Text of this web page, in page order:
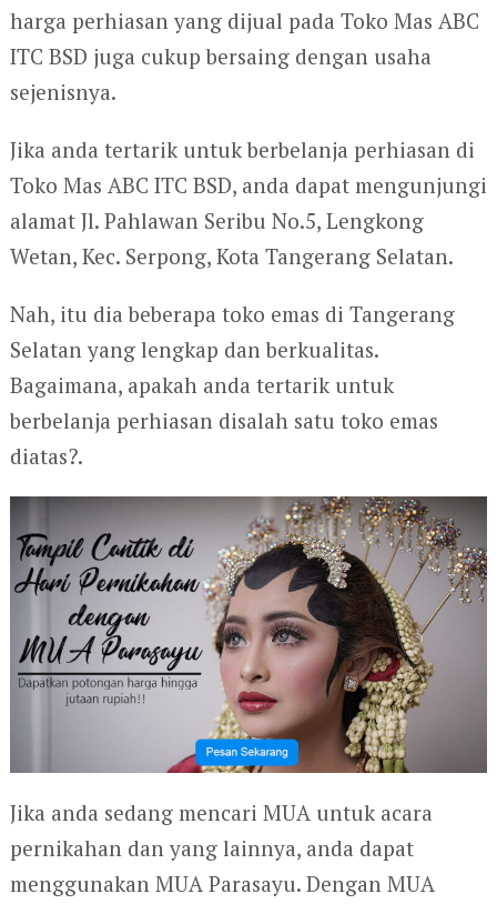
harga perhiasan yang dijual pada Toko Mas ABC
ITC BSD juga cukup bersaing dengan usaha
sejenisnya.
Jika anda tertarik untuk berbelanja perhiasan di
Toko Mas ABC ITC BSD, anda dapat mengunjungi
alamat Jl. Pahlawan Seribu No.5, Lengkong
Wetan, Kec. Serpong, Kota Tangerang Selatan.
Nah, itu dia beberapa toko emas di Tangerang
Selatan yang lengkap dan berkualitas.
Bagaimana, apakah anda tertarik untuk
berbelanja perhiasan disalah satu toko emas
diatas?.
Jika anda sedang mencari MUA untuk acara
pernikahan dan yang lainnya, anda dapat
menggunakan MUA Parasayu. Dengan MUA